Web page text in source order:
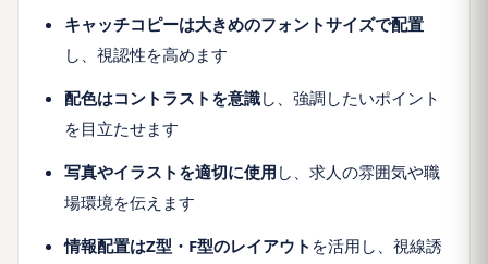
キャッチコピーは大きめのフォントサイズで配置
し、視認性を高めます
配色はコントラストを意識し、強調したいポイント
を目立たせます
写真やイラストを適切に使用 し、求人の雰囲気や職
場環境を伝えます
情報配置はZ型・F型のレイアウト を活用し、視線誘